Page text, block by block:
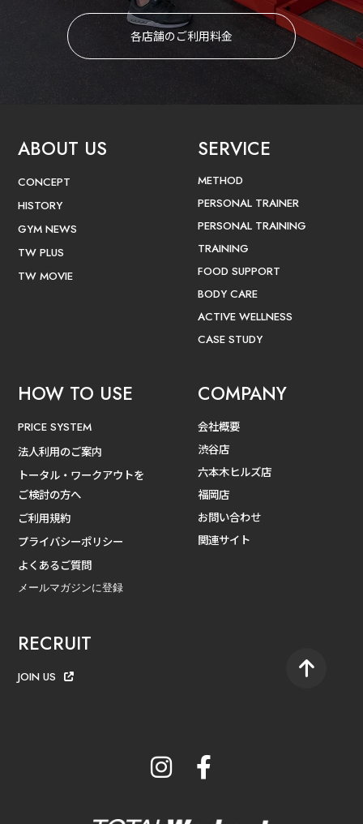
各店舗のご利用料金
ABOUT US
CONCEPT
HISTORY
GYM NEWS
TW PLUS
TW MOVIE
SERVICE
METHOD
PERSONAL TRAINER
PERSONAL TRAINING
TRAINING
FOOD SUPPORT
BODY CARE
ACTIVE WELLNESS
CASE STUDY
HOW TO USE
PRICE SYSTEM
法人利用のご案内
トータル・ワークアウトを
ご検討の方へ
ご利用規約
プライバシーポリシー
よくあるご質問
メールマガジンに登録
COMPANY
会社概要
渋谷店
六本木ヒルズ店
福岡店
お問い合わせ
関連サイト
RECRUIT
JOIN US